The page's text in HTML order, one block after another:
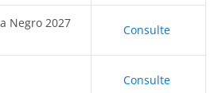
Negro 2027 Consulte
Consulte